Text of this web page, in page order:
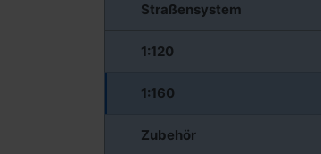
Straßensystem
1:120
1:160
Zubehör